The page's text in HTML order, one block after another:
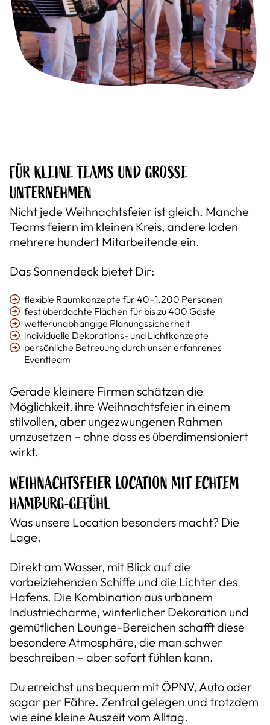
FÜR KLEINE TEAMS UND GROSSE U
NTERNEHMEN
Nicht jede Weihnachtsfeier ist gleich. Manche
Teams feiern im kleinen Kreis, andere laden
mehrere hundert Mitarbeitende ein.
Das Sonnendeck bietet Dir:
flexible Raumkonzepte für 40–1.200 Personen
fest überdachte Flächen für bis zu 400 Gäste
wetterunabhängige Planungssicherheit
individuelle Dekorations- und Lichtkonzepte
persönliche Betreuung durch unser erfahrenes
Eventteam
Gerade kleinere Firmen schätzen die
Möglichkeit, ihre Weihnachtsfeier in einem
stilvollen, aber ungezwungenen Rahmen
umzusetzen – ohne dass es überdimensioniert
wirkt.
WEIHNACHTSFEIER LOCATION MIT ECHTEM
HAMBURG-GEFÜHL
Was unsere Location besonders macht? Die
Lage.
Direkt am Wasser, mit Blick auf die
vorbeiziehenden Schiffe und die Lichter des
Hafens. Die Kombination aus urbanem
Industriecharme, winterlicher Dekoration und
gemütlichen Lounge-Bereichen schafft diese
besondere Atmosphäre, die man schwer
beschreiben – aber sofort fühlen kann.
Du erreichst uns bequem mit ÖPNV, Auto oder
sogar per Fähre. Zentral gelegen und trotzdem
wie eine kleine Auszeit vom Alltag.